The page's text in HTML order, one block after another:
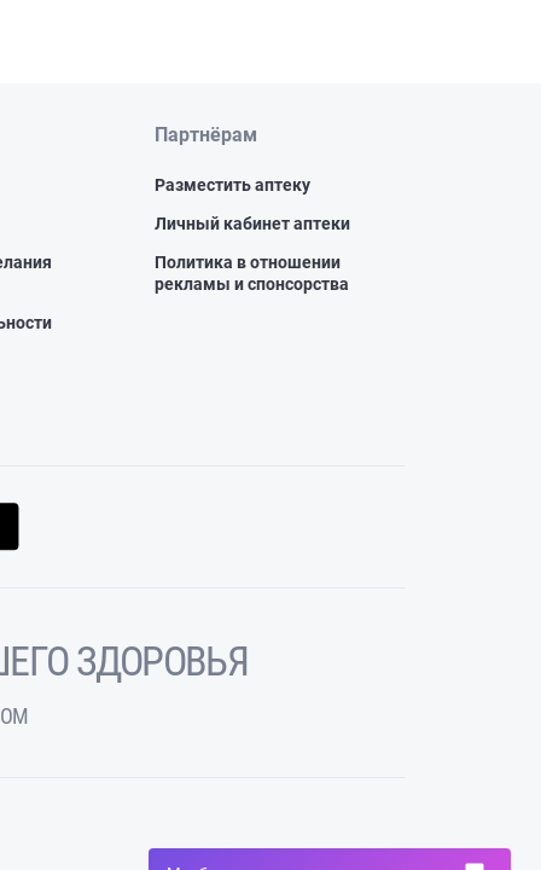
Партнёрам
Разместить аптеку
Личный кабинет аптеки
Политика в отношении
рекламы и спонсорства
ЗДОРОВЬЯ